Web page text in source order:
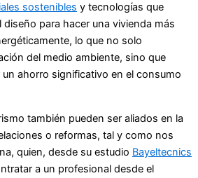
sostenibles y tecnologías que
diseño para hacer una vivienda más
lo que no solo
del medio ambiente, sino que
ahorro significativo en el consumo
también pueden ser aliados en la
o reformas, tal y como nos
quien, desde su estudio Bayeltecnics
a un profesional desde el